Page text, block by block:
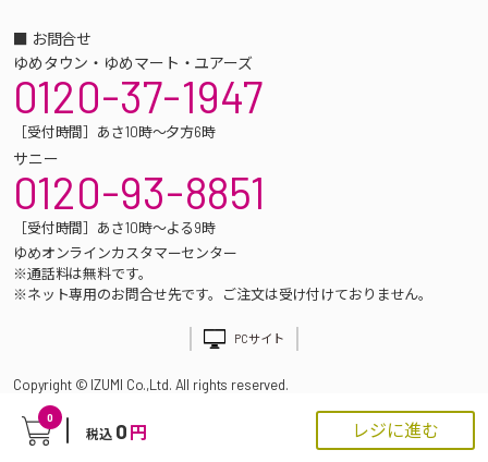
0
税込 0 円 レジに進む
■ お問合せ
ゆめタウン・ゆめマート・ユアーズ
0120-37-1947
［受付時間］あさ10時～夕方6時
サニー
0120-93-8851
［受付時間］あさ10時～よる9時
ゆめオンラインカスタマーセンター
※通話料は無料です。
※ネット専用のお問合せ先です。ご注文は受け付けておりません。
PCサイト
Copyright © IZUMI Co.,Ltd. All rights reserved.